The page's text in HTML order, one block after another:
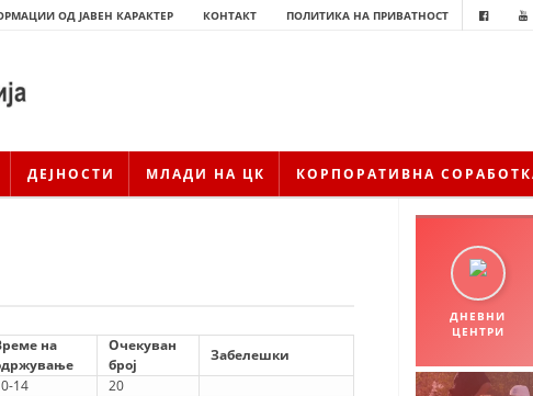
ОД ЈАВЕН КАРАКТЕР КОНТАКТ ПОЛИТИКА НА ПРИВАТНОСТ
ДЕЈНОСТИ МЛАДИ НА ЦК КОРПОРАТИВНА
на
Очекуван
број
Забелешки
14
20
ДНЕВНИ
ЦЕНТРИ